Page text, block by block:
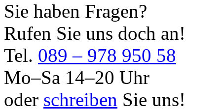
Sie haben Fragen?
Rufen Sie uns doch an!
Tel. 089 – 978 950 58
Mo–Sa 14–20 Uhr
oder schreiben Sie uns!